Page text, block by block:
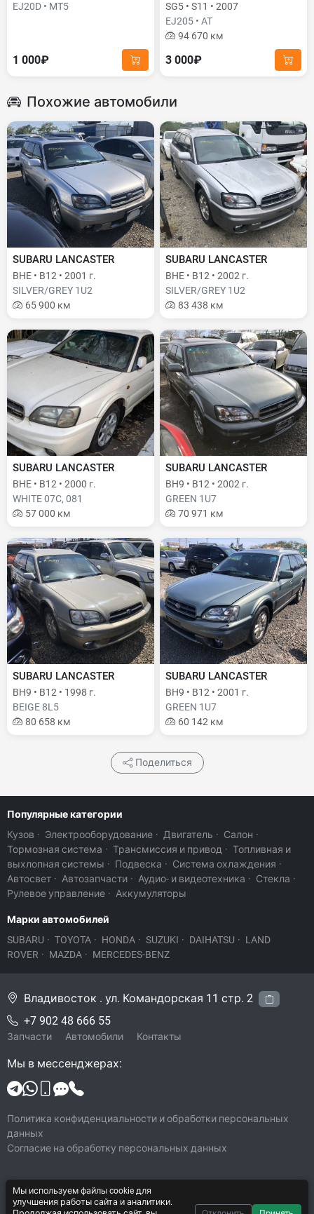
EJ20D • MT5
1 000₽
SG5 • S11 • 2007
EJ205 • AT
94 670 км
3 000₽
Похожие автомобили
SUBARU LANCASTER
BHE • B12 • 2001 г.
SILVER/GREY 1U2
65 900 км
SUBARU LANCASTER
BHE • B12 • 2002 г.
SILVER/GREY 1U2
83 438 км
SUBARU LANCASTER
BHE • B12 • 2000 г.
WHITE 07C, 081
57 000 км
SUBARU LANCASTER
BH9 • B12 • 2002 г.
GREEN 1U7
70 971 км
SUBARU LANCASTER
BH9 • B12 • 1998 г.
BEIGE 8L5
80 658 км
SUBARU LANCASTER
BH9 • B12 • 2001 г.
GREEN 1U7
60 142 км
Поделиться
Популярные категории
Кузов · Электрооборудование · Двигатель · Салон ·
Тормозная система · Трансмиссия и привод · Топливная и
выхлопная системы · Подвеска · Система охлаждения ·
Автосвет · Автозапчасти · Аудио- и видеотехника · Стекла ·
Рулевое управление · Аккумуляторы
Марки автомобилей
SUBARU · TOYOTA · HONDA · SUZUKI · DAIHATSU · LAND
ROVER · MAZDA · MERCEDES-BENZ
© 2026 Legacy-VL
Все права защищены
Владивосток . ул. Командорская 11 стр. 2
+7 902 48 666 55
Запчасти Автомобили Контакты
Мы в мессенджерах:
Политика конфиденциальности и обработки персональных
данных
Согласие на обработку персональных данных
Мы используем файлы cookie для
улучшения работы сайта и аналитики.